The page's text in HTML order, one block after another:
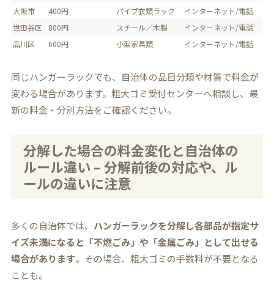
大阪市
400円 パイプ衣類ラック
インターネット/電話
世田谷区
800円 スチール／木製
インターネット/電話
品川区
600円 小型家具類 インターネット/電話
同じハンガーラックでも、自治体の品目分類や材質で料金が
変わる場合があります。粗大ゴミ受付センターへ相談し、最
新の料金・分別方法をご確認ください。
分解した場合の料金変化と自治体の
ルール違い – 分解前後の対応や、ル
ールの違いに注意
多くの自治体では、 ハンガーラックを分解し各部品が指定サ
イズ未満になると「不燃ごみ」や「金属ごみ」として出せる
場合があります。その場合、粗大ゴミの手数料が不要となる
ことも。